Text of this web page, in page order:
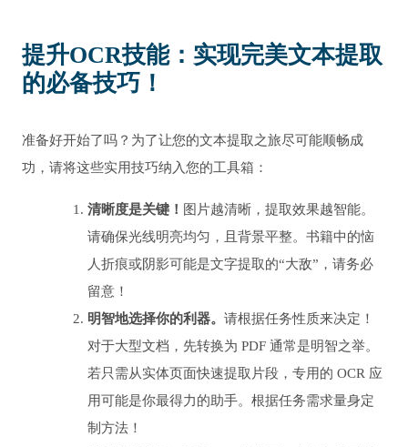
提升OCR技能：实现完美文本提取
的必备技巧！
准备好开始了吗？为了让您的文本提取之旅尽可能顺畅成
功，请将这些实用技巧纳入您的工具箱：
清晰度是关键！ 图片越清晰，提取效果越智能。
请确保光线明亮均匀，且背景平整。书籍中的恼
人折痕或阴影可能是文字提取的“大敌”，请务必
留意！
明智地选择你的利器。 请根据任务性质来决定！
对于大型文档，先转换为 PDF 通常是明智之举。
若只需从实体页面快速提取片段，专用的 OCR 应
用可能是你最得力的助手。根据任务需求量身定
制方法！